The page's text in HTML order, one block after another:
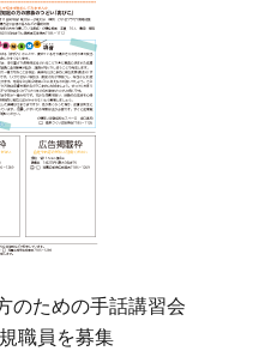
のための手話講習会
職員を募集